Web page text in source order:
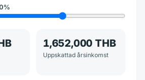
%
1,652,000 THB
Uppskattad årsinkomst